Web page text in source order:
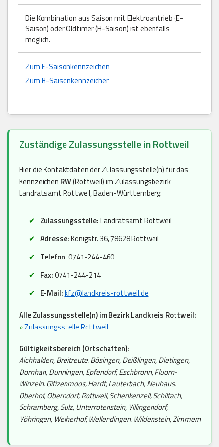
Die Kombination aus Saison mit Elektroantrieb (E-
Saison) oder Oldtimer (H-Saison) ist ebenfalls
möglich.
Zum E-Saisonkennzeichen
Zum H-Saisonkennzeichen
Zuständige Zulassungsstelle in Rottweil
Hier die Kontaktdaten der Zulassungsstelle(n) für das
Kennzeichen RW(Rottweil) im Zulassungsbezirk
Landratsamt Rottweil, Baden-Württemberg:
Zulassungsstelle:Landratsamt Rottweil
Adresse:Königstr. 36, 78628 Rottweil
Telefon:0741-244-460
Fax:0741-244-214
E-Mail:kfz@landkreis-rottweil.de
Alle Zulassungsstelle(n) im Bezirk Landkreis Rottweil:
»Zulassungsstelle Rottweil
Gültigkeitsbereich (Ortschaften):
Aichhalden, Breitreute, Bösingen, Deißlingen, Dietingen,
Dornhan, Dunningen, Epfendorf, Eschbronn, Fluorn-
Winzeln, Gifizenmoos, Hardt, Lauterbach, Neuhaus,
Oberhof, Oberndorf, Rottweil, Schenkenzell, Schiltach,
Schramberg, Sulz, Unterrotenstein, Villingendorf,
Vöhringen, Weiherhof, Wellendingen, Wildenstein, Zimmern